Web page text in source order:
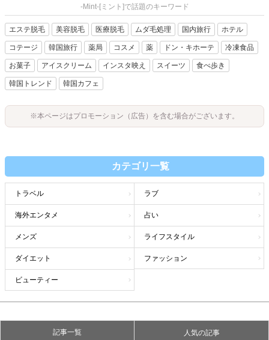
-Mint-[ミント]で話題のキーワード
エステ脱毛 美容脱毛 医療脱毛 ムダ毛処理 国内旅行 ホテル
コテージ 韓国旅行 薬局 コスメ 薬 ドン・キホーテ 冷凍食品
お菓子 アイスクリーム インスタ映え スイーツ 食べ歩き
韓国トレンド 韓国カフェ
※本ページはプロモーション（広告）を含む場合がございます。
カテゴリ一覧
トラベル ラブ
海外エンタメ 占い
メンズ ライフスタイル
ダイエット ファッション
ビューティー
記事一覧 人気の記事